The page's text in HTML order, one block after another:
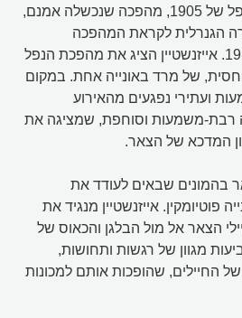
בסרט הוצגה מהפכת הנפל של 1905, מהפכה שנכשלה אמנם,
הגנרלית לקראת המהפכה
הבולשביקית של שנת 1917. אייזנשטיין הציג את מהפכת הנפל
יחסית, של מרד באונייה אחת. במקום
ועתירי נפגעים מהאירוע
רבת-משמעות וסוחפת, שמציגה את
המדכא של הצאר.
בהמונים שבאים לעודד את
פוטיומקין. אייזנשטיין מנגיד את
הצאר אל מול הבלגן והכאוס של
מגוון של רגשות ותחושות,
החיילים, שהופכות אותם למכונות